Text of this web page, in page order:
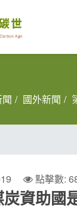
國外新聞
點擊數:
資助國